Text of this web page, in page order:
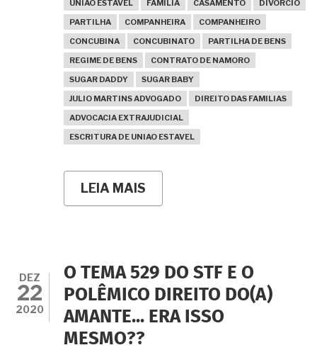
UNIAO ESTAVEL FAMILIA CASAMENTO
DIVORCIO
PARTILHA
COMPANHEIRA
COMPANHEIRO
CONCUBINA
CONCUBINATO
PARTILHA DE BENS
REGIME DE BENS
CONTRATO DE NAMORO
SUGAR DADDY
SUGAR BABY
JULIO MARTINS ADVOGADO
DIREITO DAS FAMILIAS
ADVOCACIA EXTRAJUDICIAL
ESCRITURA DE UNIAO ESTAVEL
LEIA MAIS
UNIÃO
DEZ
22
2020
O TEMA 529 DO STF E O
POLÊMICO DIREITO DO(A)
AMANTE... ERA ISSO
MESMO??